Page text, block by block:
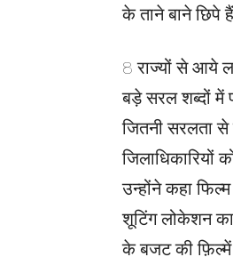
के ताने बाने छिपे
8 राज्यों से आये
बड़े सरल शब्दों में
जितनी सरलता से
जिलाधिकारियों
उन्होंने कहा
शूटिंग लोकेशन का
के बजट की फ़िल्में